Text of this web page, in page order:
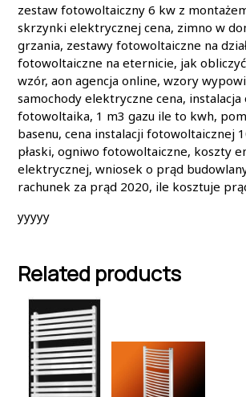
zestaw fotowoltaiczny 6 kw z
skrzynki elektrycznej cena, zimno w
grzania, zestawy fotowoltaiczne na
fotowoltaiczne na eternicie, jak
wzór, aon agencja online, wzory
samochody elektryczne cena,
fotowoltaika, 1 m3 gazu ile to kwh,
basenu, cena instalacji fotowoltaicznej
płaski, ogniwo fotowoltaiczne, koszty
elektrycznej, wniosek o prąd
rachunek za prąd 2020, ile kosztuje
yyyyy
Related products